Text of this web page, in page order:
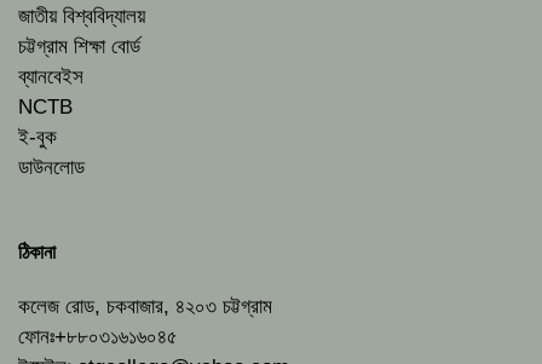
জাতীয় বিশ্ববিদ্যালয়
চট্টগ্রাম শিক্ষা বোর্ড
ব্যানবেইস
NCTB
ই-বুক
ডাউনলোড
ঠিকানা
কলেজ রোড, চকবাজার, ৪২০৩ চট্টগ্রাম
ফোনঃ+৮৮০৩১৬১৬০৪৫